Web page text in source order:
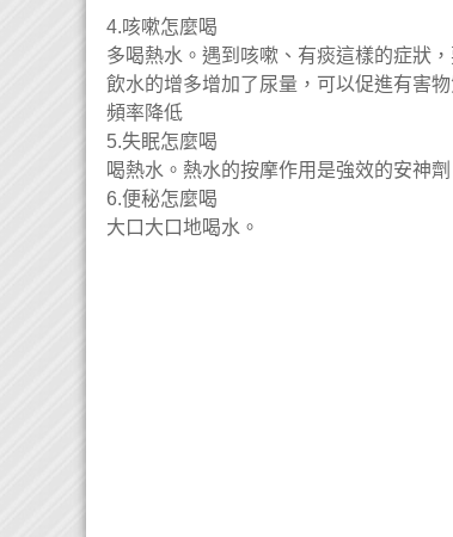
4.咳嗽怎麼喝
多喝熱水。遇到咳嗽、有痰這樣的症狀
飲水的增多增加了尿量，可以促進有害
頻率降低
5.失眠怎麼喝
喝熱水。熱水的按摩作用是強效的安神劑
6.便秘怎麼喝
大口大口地喝水。